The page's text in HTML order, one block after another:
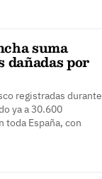
suma
dañadas por
registradas durante
ya a 30.600
toda España, con